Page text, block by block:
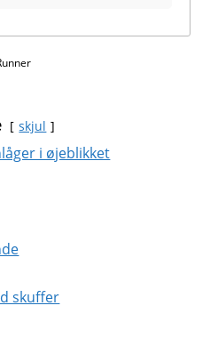
skjul
i øjeblikket
skuffer